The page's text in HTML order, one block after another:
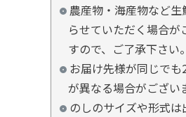
農産物・海産物など
らせていただく場合
すので、ご了承下さい。
お届け先様が同じで
が異なる場合がござい
のしのサイズや形式は